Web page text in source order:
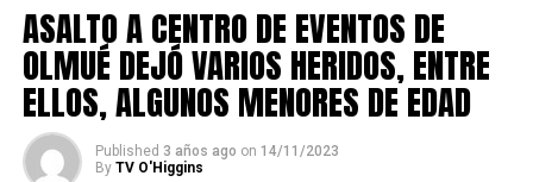
ASALTO A CENTRO DE EVENTOS DE
OLMUÉ DEJÓ VARIOS HERIDOS, ENTRE
ELLOS, ALGUNOS MENORES DE EDAD
Published 3 años ago on 14/11/2023
By TV O'Higgins